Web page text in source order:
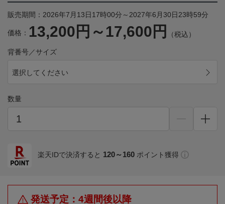
販売期間：2026年7月13日17時00分～2027年6月30日23時59分
価格： 13,200円～17,600円 （税込）
背番号／サイズ
選択してください
数量
楽天IDで決済すると 120～160 ポイント獲得
発送予定：4週間後以降